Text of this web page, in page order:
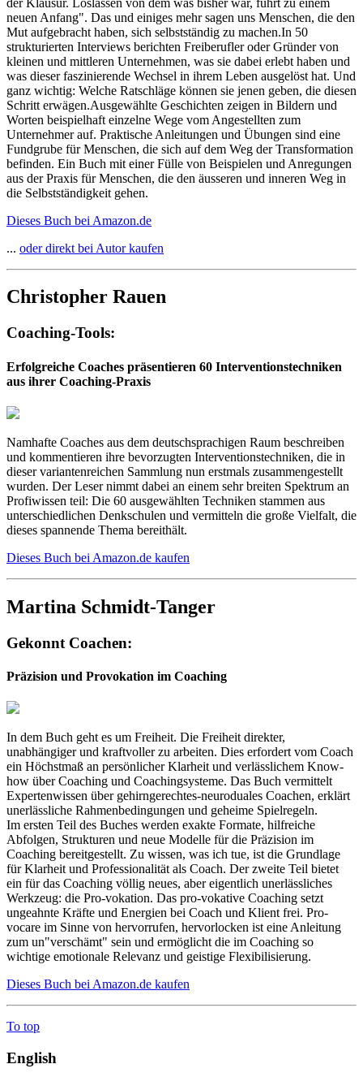
neuen Anfang". Das und einiges mehr sagen uns Menschen, die den
Mut aufgebracht haben, sich selbstständig zu machen.In 50
strukturierten Interviews berichten Freiberufler oder Gründer von
kleinen und mittleren Unternehmen, was sie dabei erlebt haben und
was dieser faszinierende Wechsel in ihrem Leben ausgelöst hat. Und
ganz wichtig: Welche Ratschläge können sie jenen geben, die diesen
Schritt erwägen.Ausgewählte Geschichten zeigen in Bildern und
Worten beispielhaft einzelne Wege vom Angestellten zum
Unternehmer auf. Praktische Anleitungen und Übungen sind eine
Fundgrube für Menschen, die sich auf dem Weg der Transformation
befinden. Ein Buch mit einer Fülle von Beispielen und Anregungen
aus der Praxis für Menschen, die den äusseren und inneren Weg in
die Selbstständigkeit gehen.
Dieses Buch bei Amazon.de
... oder direkt bei Autor kaufen
Christopher Rauen
Coaching-Tools:
Erfolgreiche Coaches präsentieren 60 Interventionstechniken
aus ihrer Coaching-Praxis
Namhafte Coaches aus dem deutschsprachigen Raum beschreiben
und kommentieren ihre bevorzugten Interventionstechniken, die in
dieser variantenreichen Sammlung nun erstmals zusammengestellt
wurden. Der Leser nimmt dabei an einem sehr breiten Spektrum an
Profiwissen teil: Die 60 ausgewählten Techniken stammen aus
unterschiedlichen Denkschulen und vermitteln die große Vielfalt, die
dieses spannende Thema bereithält.
Dieses Buch bei Amazon.de kaufen
Martina Schmidt-Tanger
Gekonnt Coachen:
Präzision und Provokation im Coaching
In dem Buch geht es um Freiheit. Die Freiheit direkter,
unabhängiger und kraftvoller zu arbeiten. Dies erfordert vom Coach
ein Höchstmaß an persönlicher Klarheit und verlässlichem Know-
how über Coaching und Coachingsysteme. Das Buch vermittelt
Expertenwissen über gehirngerechtes-neuroduales Coachen, erklärt
unerlässliche Rahmenbedingungen und geheime Spielregeln.
Im ersten Teil des Buches werden exakte Formate, hilfreiche
Abfolgen, Strukturen und neue Modelle für die Präzision im
Coaching bereitgestellt. Zu wissen, was ich tue, ist die Grundlage
für Klarheit und Professionalität als Coach. Der zweite Teil bietet
ein für das Coaching völlig neues, aber eigentlich unerlässliches
Werkzeug: die Pro-vokation. Das pro-vokative Coaching setzt
ungeahnte Kräfte und Energien bei Coach und Klient frei. Pro-
vocare im Sinne von hervorrufen, hervorlocken ist eine Anleitung
zum un"verschämt" sein und ermöglicht die im Coaching so
wichtige emotionale Relevanz und geistige Flexibilisierung.
Dieses Buch bei Amazon.de kaufen
To top
English